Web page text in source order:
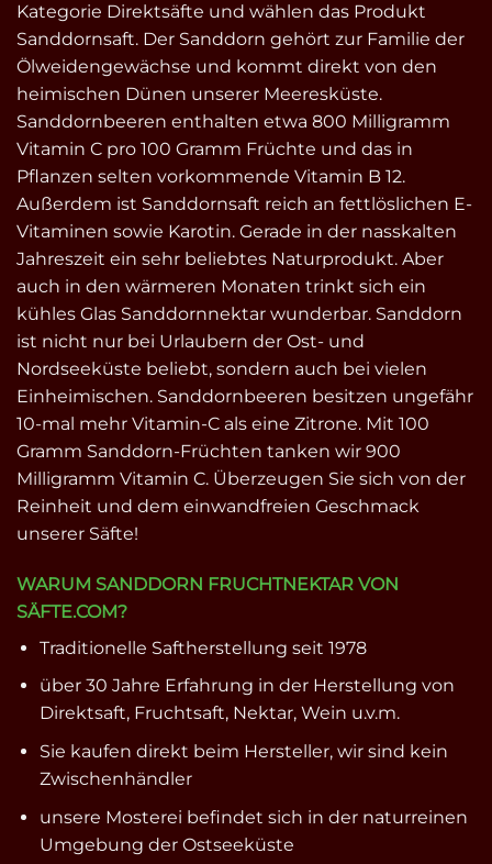
Kategorie Direktsäfte und wählen das Produkt
Sanddornsaft. Der Sanddorn gehört zur Familie der
Ölweidengewächse und kommt direkt von den
heimischen Dünen unserer Meeresküste.
Sanddornbeeren enthalten etwa 800 Milligramm
Vitamin C pro 100 Gramm Früchte und das in
Pflanzen selten vorkommende Vitamin B 12.
Außerdem ist Sanddornsaft reich an fettlöslichen E-
Vitaminen sowie Karotin. Gerade in der nasskalten
Jahreszeit ein sehr beliebtes Naturprodukt. Aber
auch in den wärmeren Monaten trinkt sich ein
kühles Glas Sanddornnektar wunderbar. Sanddorn
ist nicht nur bei Urlaubern der Ost- und
Nordseeküste beliebt, sondern auch bei vielen
Einheimischen. Sanddornbeeren besitzen ungefähr
10-mal mehr Vitamin-C als eine Zitrone. Mit 100
Gramm Sanddorn-Früchten tanken wir 900
Milligramm Vitamin C. Überzeugen Sie sich von der
Reinheit und dem einwandfreien Geschmack
unserer Säfte!
WARUM SANDDORN FRUCHTNEKTAR VON
SÄFTE.COM?
Traditionelle Saftherstellung seit 1978
über 30 Jahre Erfahrung in der Herstellung von
Direktsaft, Fruchtsaft, Nektar, Wein u.v.m.
Sie kaufen direkt beim Hersteller, wir sind kein
Zwischenhändler
unsere Mosterei befindet sich in der naturreinen
Umgebung der Ostseeküste